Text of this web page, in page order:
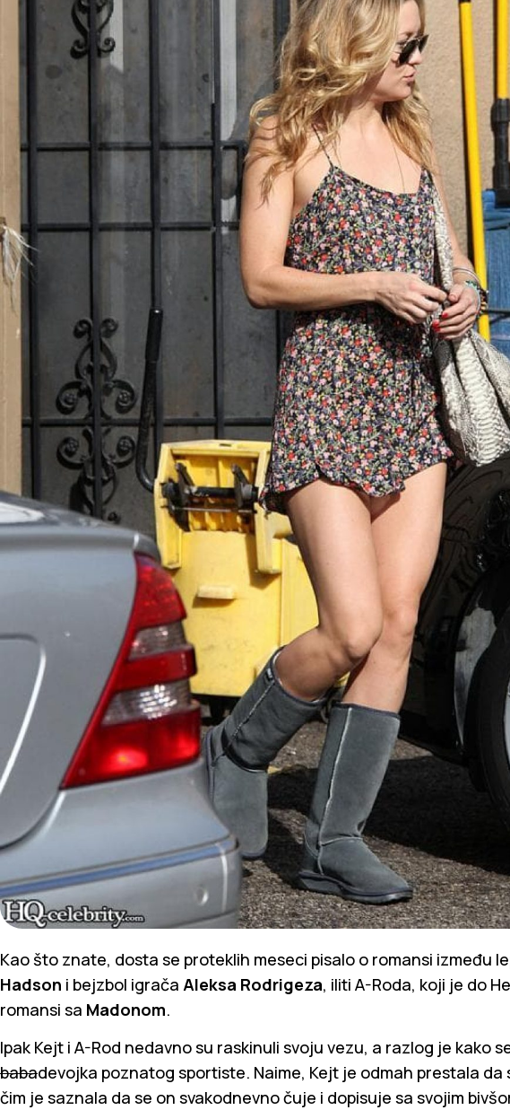
Kao što znate, dosta se proteklih meseci pisalo o romansi između
Hadson i bejzbol igrača Aleksa Rodrigeza, iliti A-Roda, koji je do
romansi sa Madonom.
Ipak Kejt i A-Rod nedavno su raskinuli svoju vezu, a razlog je kako
babadevojka poznatog sportiste. Naime, Kejt je odmah prestala da
čim je saznala da se on svakodnevno čuje i dopisuje sa svojim